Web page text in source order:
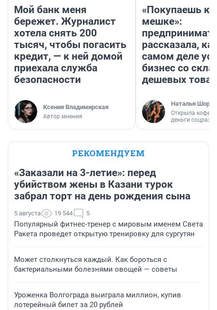
Мой банк меня
бережет. Журналист
хотела снять 200
тысяч, чтобы погасить
кредит, — к ней домой
приехала служба
безопасности
Ксения Владимирская
Автор мнения
«Покупаешь
мешке»:
рассказала,
самом деле
бизнес со
дешевых
Наталья
Открыла
деньги
РЕКОМЕНДУЕМ
«Заказали на 3-летие»: перед
убийством жены в Казани турок
забрал торт на день рождения сына
5 августа 19 544 5
Популярный фитнес-тренер с мировым именем Света
Ракета проведет открытую тренировку для сургутян
Может столкнуться каждый. Как бороться с
бактериальными болезнями овощей — советы
Уроженка Волгограда выиграла миллион, купив
лотерейный билет за 20 рублей